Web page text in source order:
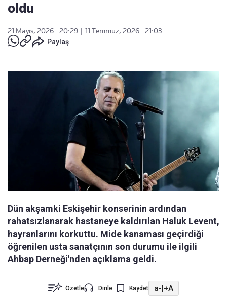
oldu
21 Mayıs, 2026 - 20:29
11 Temmuz, 2026 - 21:03
Paylaş
Dün akşamki Eskişehir konserinin ardından
rahatsızlanarak hastaneye kaldırılan Haluk Levent,
hayranlarını korkuttu. Mide kanaması geçirdiği
öğrenilen usta sanatçının son durumu ile ilgili
Ahbap Derneği'nden açıklama geldi.
Özetle Dinle Kaydet a-|+A